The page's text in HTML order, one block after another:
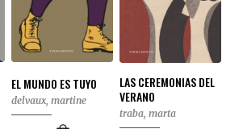
EL MUNDO ES TUYO
delvaux, martine
LAS CEREMONIAS DEL
VERANO
traba, marta